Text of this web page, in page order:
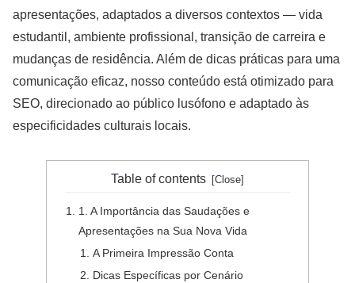
apresentações, adaptados a diversos contextos — vida
estudantil, ambiente profissional, transição de carreira e
mudanças de residência. Além de dicas práticas para uma
comunicação eficaz, nosso conteúdo está otimizado para
SEO, direcionado ao público lusófono e adaptado às
especificidades culturais locais.
Table of contents
1. A Importância das Saudações e
Apresentações na Sua Nova Vida
A Primeira Impressão Conta
Dicas Específicas por Cenário